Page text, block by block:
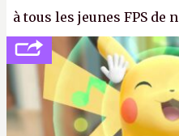
à tous les jeunes FPS
politesse et le respect
anciens. Il leur faudrait
consoles à ces petits